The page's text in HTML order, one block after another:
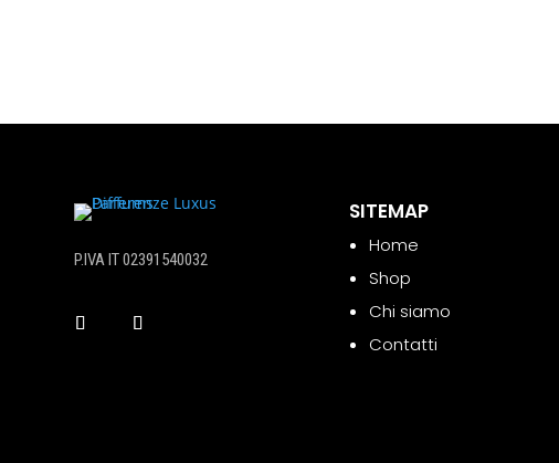
P.IVA IT 02391540032
SITEMAP
Home
Shop
Chi siamo
Contatti